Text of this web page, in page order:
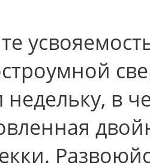
недельку, в